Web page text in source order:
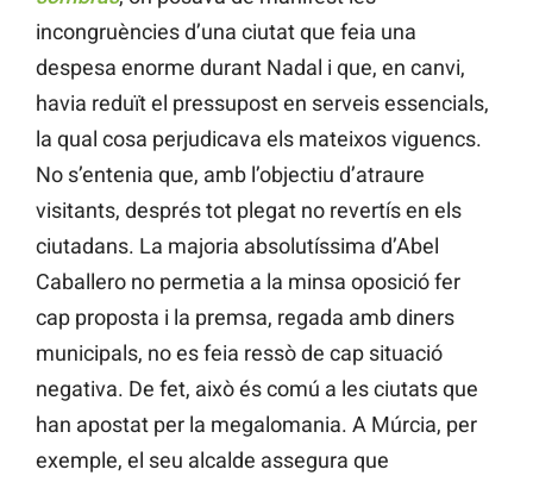
incongruències d’una ciutat que feia una
despesa enorme durant Nadal i que, en canvi,
havia reduït el pressupost en serveis essencials,
la qual cosa perjudicava els mateixos viguencs.
No s’entenia que, amb l’objectiu d’atraure
visitants, després tot plegat no revertís en els
ciutadans. La majoria absolutíssima d’Abel
Caballero no permetia a la minsa oposició fer
cap proposta i la premsa, regada amb diners
municipals, no es feia ressò de cap situació
negativa. De fet, això és comú a les ciutats que
han apostat per la megalomania. A Múrcia, per
exemple, el seu alcalde assegura que